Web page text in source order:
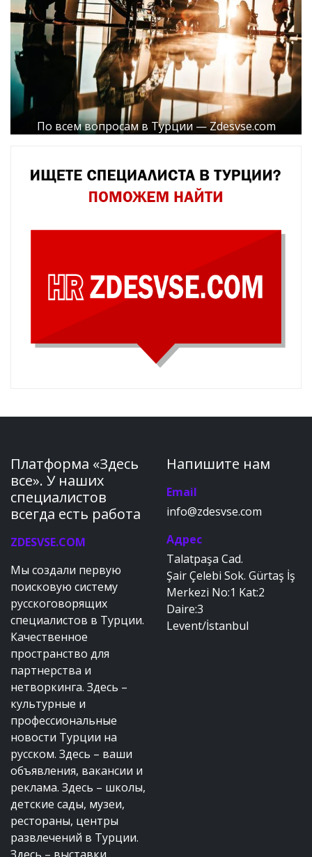
По всем вопросам в Турции — Zdesvse.com
Платформа «Здесь
все». У наших
специалистов
всегда есть работа
ZDESVSE.COM
Мы создали первую
поисковую систему
русскоговорящих
специалистов в Турции.
Качественное
пространство для
партнерства и
нетворкинга. Здесь –
культурные и
профессиональные
новости Турции на
русском. Здесь – ваши
объявления, вакансии и
реклама. Здесь – школы,
детские сады, музеи,
рестораны, центры
развлечений в Турции.
Напишите нам
Email
info@zdesvse.com
Адрес
Talatpaşa Cad.
Şair Çelebi Sok. Gürtaş İş
Merkezi No:1 Kat:2
Daire:3
Levent/İstanbul